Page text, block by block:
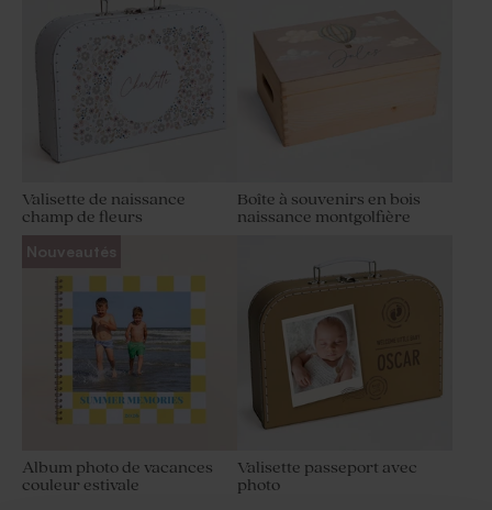
Valisette de naissance
champ de fleurs
Boîte à souvenirs en bois
naissance montgolfière
Nouveautés
Album photo de vacances
couleur estivale
Valisette passeport avec
photo